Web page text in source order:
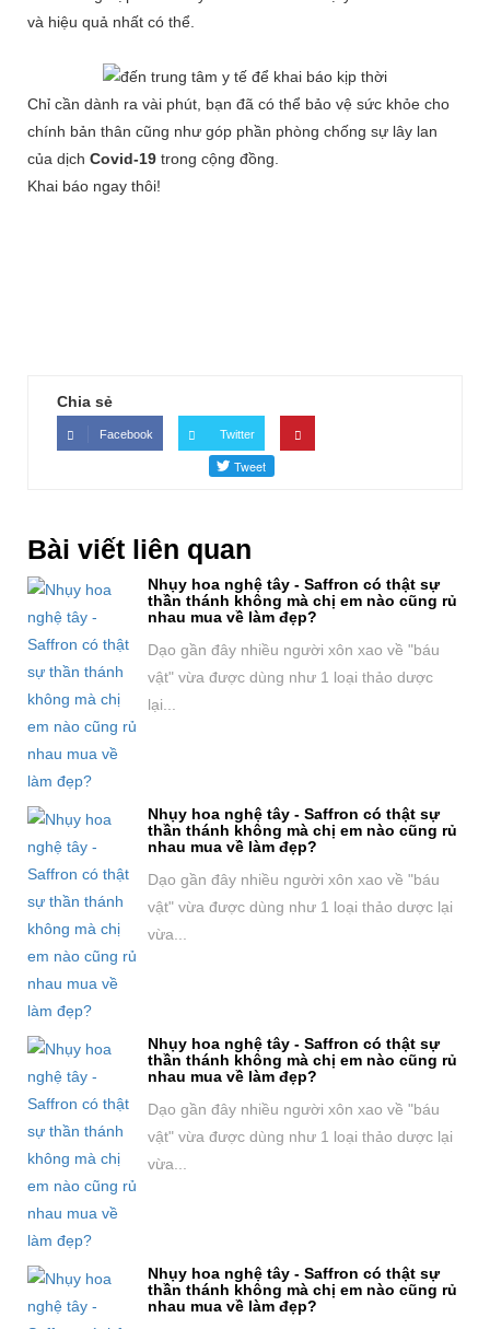
và hiệu quả nhất có thể.
Chỉ cần dành ra vài phút, bạn đã có thể bảo vệ sức khỏe cho
chính bản thân cũng như góp phần phòng chống sự lây lan
của dịch Covid-19 trong cộng đồng.
Khai báo ngay thôi!
Chia sẻ
Facebook Twitter
Bài viết liên quan
Nhụy hoa nghệ tây - Saffron có thật sự
thần thánh không mà chị em nào cũng rủ
nhau mua về làm đẹp?
Dạo gần đây nhiều người xôn xao về "báu
vật" vừa được dùng như 1 loại thảo dược
lại...
Nhụy hoa nghệ tây - Saffron có thật sự
thần thánh không mà chị em nào cũng rủ
nhau mua về làm đẹp?
Dạo gần đây nhiều người xôn xao về "báu
vật" vừa được dùng như 1 loại thảo dược lại
vừa...
Nhụy hoa nghệ tây - Saffron có thật sự
thần thánh không mà chị em nào cũng rủ
nhau mua về làm đẹp?
Dạo gần đây nhiều người xôn xao về "báu
vật" vừa được dùng như 1 loại thảo dược lại
vừa...
Nhụy hoa nghệ tây - Saffron có thật sự
thần thánh không mà chị em nào cũng rủ
nhau mua về làm đẹp?